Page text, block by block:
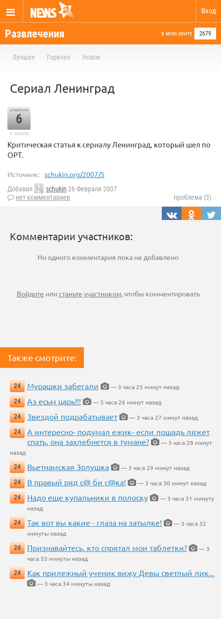
Вход
Развлечения в мою ленту 2679
Лучшее Горячее Новое
Сериал Ленинград
отметили
6
в архиве
Критическая статья к сериалу Ленинград, который шел по
ОРТ.
Источник: schukin.org/2007/5
Добавил schukin 26 Февраля 2007
нет комментариев
проблема (3)
Комментарии участников:
Ни одного комментария пока не добавлено
Войдите илистаньте участником, чтобы комментировать
Также смотрите:
24 Мурашки забегали
— 3 часа 25 минут назад
24
Аз есьм царь!!!
— 3 часа 26 минут назад
24
Звездой подрабатывает
— 3 часа 27 минут назад
24
А интересно- подумал ежик- если лошадь ляжет
спать, она захлебнется в тумане?
— 3 часа 28 минут
назад
24
Вьетнамская Золушка
— 3 часа 29 минут назад
24
В правый ряд с@ би с@ка!
— 3 часа 30 минут назад
24
Надо еще купальники в полоску
— 3 часа 31 минуту
назад
24
Так вот вы какие - глаза на затылке!
— 3 часа 32
минуты назад
24
Признавайтесь, кто спрятал мои таблетки?
— 3
часа 33 минуты назад
24
Как прилежный ученик вижу Девы светлый лик...
— 3 часа 34 минуты назад